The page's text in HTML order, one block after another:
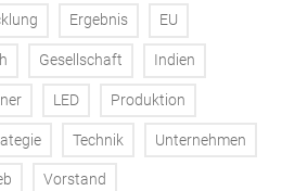
Ergebnis EU
Gesellschaft Indien
LED Produktion
Technik Unternehmen
Vorstand